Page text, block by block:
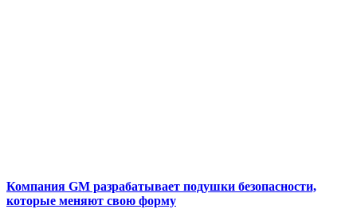
Компания GM разрабатывает подушки безопасности,
которые меняют свою форму